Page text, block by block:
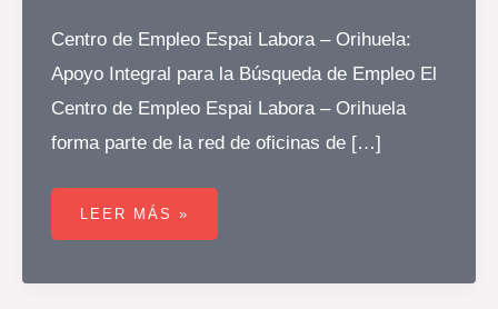
Centro de Empleo Espai Labora – Orihuela:
Apoyo Integral para la Búsqueda de Empleo El
Centro de Empleo Espai Labora – Orihuela
forma parte de la red de oficinas de […]
DE
EMPLEO
ESPAI
ORIHUELA
LEER MÁS »